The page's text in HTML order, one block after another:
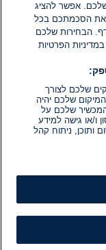
שלכם. אפשר להציג
את הסכמתכם בכל
הבחירות שלכם
הפרטיות
שלכם לצורך
שלכם יהיה
שלכם על
ו/או גישה למידע
ותוכן, ניתוח קהל